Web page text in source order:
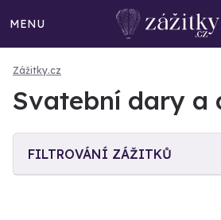
MENU
Zážitky.cz
Svatební dary a
FILTROVÁNÍ ZÁŽITKŮ